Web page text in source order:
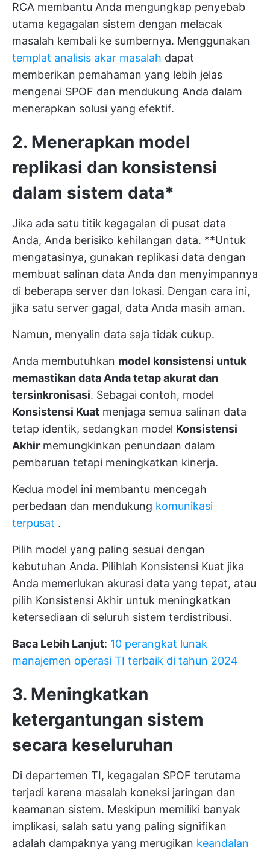
RCA membantu Anda mengungkap penyebab
utama kegagalan sistem dengan melacak
masalah kembali ke sumbernya. Menggunakan
templat analisis akar masalah dapat
memberikan pemahaman yang lebih jelas
mengenai SPOF dan mendukung Anda dalam
menerapkan solusi yang efektif.
2. Menerapkan model
replikasi dan konsistensi
dalam sistem data*
Jika ada satu titik kegagalan di pusat data
Anda, Anda berisiko kehilangan data. **Untuk
mengatasinya, gunakan replikasi data dengan
membuat salinan data Anda dan menyimpannya
di beberapa server dan lokasi. Dengan cara ini,
jika satu server gagal, data Anda masih aman.
Namun, menyalin data saja tidak cukup.
Anda membutuhkan model konsistensi untuk
memastikan data Anda tetap akurat dan
tersinkronisasi. Sebagai contoh, model
Konsistensi Kuat menjaga semua salinan data
tetap identik, sedangkan model Konsistensi
Akhir memungkinkan penundaan dalam
pembaruan tetapi meningkatkan kinerja.
Kedua model ini membantu mencegah
perbedaan dan mendukung komunikasi
terpusat .
Pilih model yang paling sesuai dengan
kebutuhan Anda. Pilihlah Konsistensi Kuat jika
Anda memerlukan akurasi data yang tepat, atau
pilih Konsistensi Akhir untuk meningkatkan
ketersediaan di seluruh sistem terdistribusi.
Baca Lebih Lanjut: 10 perangkat lunak
manajemen operasi TI terbaik di tahun 2024
3. Meningkatkan
ketergantungan sistem
secara keseluruhan
Di departemen TI, kegagalan SPOF terutama
terjadi karena masalah koneksi jaringan dan
keamanan sistem. Meskipun memiliki banyak
implikasi, salah satu yang paling signifikan
adalah dampaknya yang merugikan keandalan